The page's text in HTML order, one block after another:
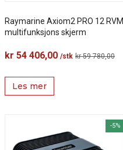
Raymarine Axiom2 PRO 12 RVM
multifunksjons skjerm
kr 54 406,00 /stk kr 59 780,00
Les mer
-5%